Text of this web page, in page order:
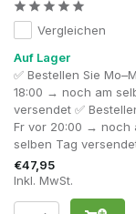
Für Spieler und
Handfeuerwaffen
Tasche wurde
übersichtlich zu
Nachbildungen
Ein gutes Beispiel
Bag. Während
verwenden, setzt
Alternative. Beide
werden separat
Vergleichen
Auf Lager
✅ Bestellen Sie
18:00 → noch am
versendet ✅
Fr vor 20:00 → noch
selben Tag
€47,95
Inkl. MwSt.